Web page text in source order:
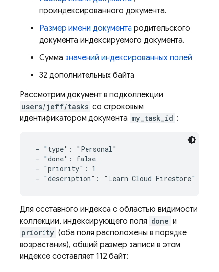
проиндексированного документа.
Размер имени документа родительского
документа индексируемого документа.
Сумма значений индексированных полей
32 дополнительных байта
Рассмотрим документ в подколлекции
users/jeff/tasks со строковым
идентификатором документа my_task_id :
- "type": "Personal"
- "done": false
- "priority": 1
- "description": "Learn Cloud Firestore"
Для составного индекса с областью видимости
коллекции, индексирующего поля done и
priority (оба поля расположены в порядке
возрастания), общий размер записи в этом
индексе составляет 112 байт: